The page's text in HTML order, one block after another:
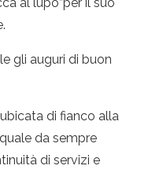
gli auguri di buon
di fianco alla
da sempre
di servizi e